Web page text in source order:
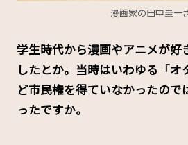
漫画家の田中圭一
――学生時代から漫画やアニメが
したとか。当時はいわゆる「
ど市民権を得ていなかったので
ったですか。